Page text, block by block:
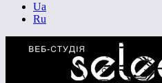
Ua
Ru